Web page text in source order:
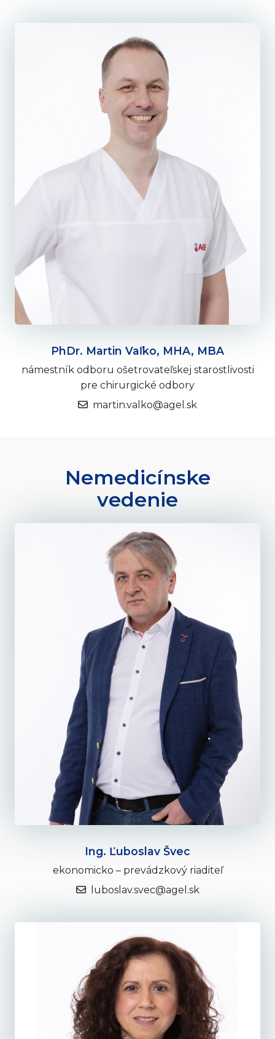
PhDr. Martin Vaľko, MHA, MBA
námestník odboru ošetrovateľskej starostlivosti
pre chirurgické odbory
martin.valko@agel.sk
Nemedicínske
vedenie
Ing. Ľuboslav Švec
ekonomicko – prevádzkový riaditeľ
luboslav.svec@agel.sk